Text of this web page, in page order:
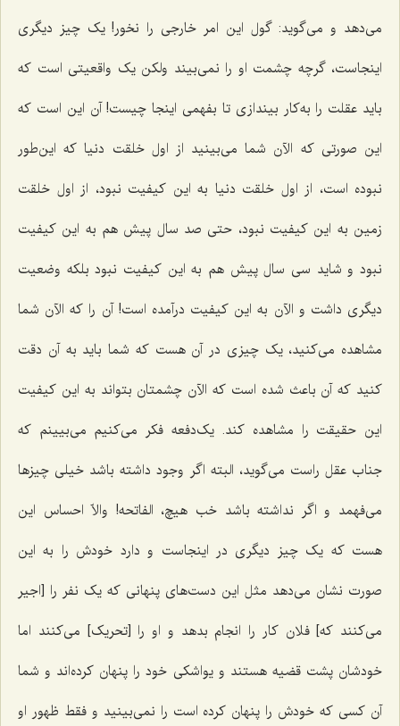
مى‌دهد و مى‌گوید: گول این امر خارجى را نخور! یک چیز دیگرى
اینجاست، گرچه چشمت او را نمى‌بیند ولکن یک واقعیتى است که
باید عقلت را به‌کار بیندازى تا بفهمى اینجا چیست! آن این است که
این صورتى که الآن شما مى‌بینید از اول خلقت دنیا که این‌طور
نبوده است، از اول خلقت دنیا به این کیفیت نبود، از اول خلقت
زمین به این کیفیت نبود، حتى صد سال پیش هم به این کیفیت
نبود و شاید سى سال پیش هم به این کیفیت نبود بلکه وضعیت
دیگرى داشت و الآن به این کیفیت درآمده است! آن را که الآن شما
مشاهده مى‌کنید، یک چیزى در آن هست که شما باید به آن دقت
کنید که آن باعث شده است که الآن چشمتان بتواند به این کیفیت
این حقیقت را مشاهده کند. یک‌دفعه فکر مى‌کنیم می‌بیینم که
جناب عقل راست مى‌گوید، البته اگر وجود داشته باشد خیلى چیزها
مى‌فهمد و اگر نداشته باشد خب هیچ، الفاتحه! والاّ احساس این
هست که یک چیز دیگرى در اینجاست و دارد خودش را به این
صورت نشان مى‌دهد مثل این دست‌های پنهانى که یک نفر را [اجیر
می‌کنند که] فلان کار را انجام بدهد و او را [تحریک] مى‌کنند اما
خودشان پشت قضیه هستند و یواشکى خود را پنهان کرده‌اند و شما
آن کسی که خودش را پنهان کرده است را نمى‌بینید و فقط ظهور او